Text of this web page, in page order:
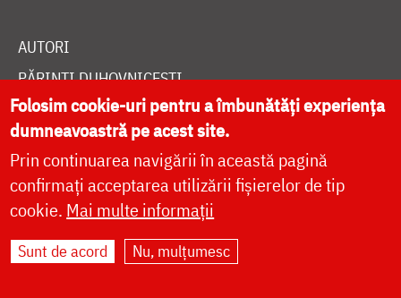
AUTORI
PĂRINȚI DUHOVNICEȘTI
MAICI CU VIAȚĂ DUHOVNICEASCĂ
TEMATICĂ
SINAXAR ALFABETIC
MĂNĂSTIRI ȘI BISERICI
CALENDAR ORTODOX
WIDGET DOXOLOGIA
Folosim cookie-uri pentru a îmbunătăți experiența
dumneavoastră pe acest site.
Prin continuarea navigării în această pagină
confirmați acceptarea utilizării fișierelor de tip
cookie. Mai multe informații
Sunt de acord Nu, mulțumesc